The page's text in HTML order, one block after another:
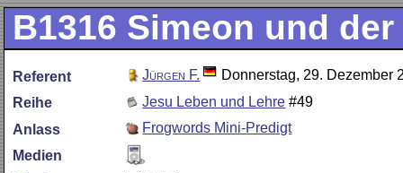
B1316 Simeon und
Referent Jürgen F.
Donnerstag, 29. Dezember
Reihe
Jesu Leben und Lehre #49
Anlass
Frogwords Mini-Predigt
Medien